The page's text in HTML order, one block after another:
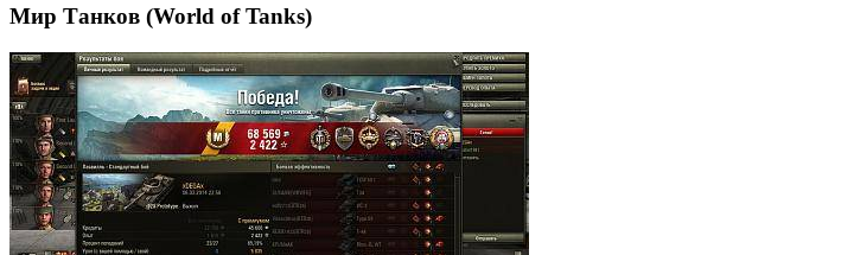
Мир Танков (World of Tanks)